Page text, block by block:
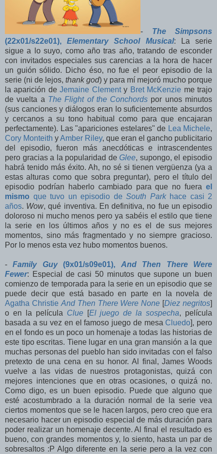
- The Simpsons
(22x01/s22e01),Elementary School Musical: La serie
sigue a lo suyo, como año tras año, tratando de esconder
con invitados especiales sus carencias a la hora de hacer
un guión sólido. Dicho éso, no fue el peor episodio de la
serie (ni de lejos, thank god) y para mí mejoró mucho porque
la aparición deJemaine Clementy Bret McKenzie me trajo
de vuelta a The Flight of the Conchords por unos minutos
(sus canciones y diálogos eran lo suficientemente absurdos
y cercanos a su tono habitual como para que encajaran
perfectamente). Las "apariciones estelares" de Lea Michele,
Cory Monteith yAmber Riley, que eran el gancho publicitario
del episodio, fueron más anecdóticas e intrascendentes
pero gracias a la popularidad deGlee, supongo, el episodio
habrá tenido más éxito. Ah, no sé si tienen vergüenza (ya a
estas alturas como que sobra preguntar), pero el título del
episodio podrían haberlo cambiado para que no fuera el
mismo que tuvo un episodio de South Parkhace casi 2
años. Wow, qué inventiva. En definitiva, no fue un episodio
doloroso ni mucho menos pero ya sabéis el estilo que tiene
la serie en los últimos años y no es el de sus mejores
momentos, sino más fragmentado y no siempre gracioso.
Por lo menos esta vez hubo momentos buenos.
-Family Guy(9x01/s09e01), And Then There Were
Fewer: Especial de casi 50 minutos que supone un buen
comienzo de temporada para la serie en un episodio que se
puede decir que está basado en parte en la novela de
Agatha Christie And Then There Were None [Diez negritos]
o en la película Clue[El juego de la sospecha, película
basada a su vez en el famoso juego de mesa Cluedo], pero
en el fondo es un poco un homenaje a todas las historias de
este tipo escritas. Tiene lugar en una gran mansión a la que
muchas personas del pueblo han sido invitadas con el falso
pretexto de una cena en su honor. Al final, James Woods
vuelve a las vidas de nuestros protagonistas, quizá con
mejores intenciones que en otras ocasiones, o quizá no.
Como digo, es un buen episodio. Puede que alguno que
esté acostumbrado a la duración normal de la serie vea
ciertos momentos que se le hacen largos, pero creo que era
necesario hacer un episodio especial de más duración para
poder realizar un homenaje decente. Al final el resultado es
bueno, con grandes momentos y, lo siento, hasta un par de
sobresaltos :P Algo diferente en la serie pero a la vez con